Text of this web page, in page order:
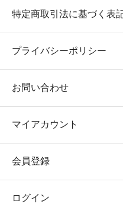
特定商取引法に基づく表
プライバシーポリシー
お問い合わせ
マイアカウント
会員登録
ログイン